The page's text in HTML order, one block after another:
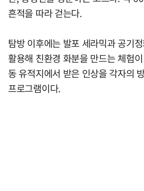
흔적을 따라 걷는다.
탐방 이후에는 발포 세라믹과 공기
활용해 친환경 화분을 만드는 체험
동 유적지에서 받은 인상을 각자의
프로그램이다.